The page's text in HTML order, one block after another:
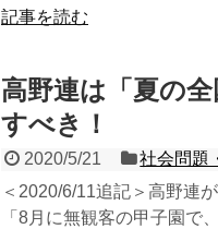
記事を読む
高野連は「夏の
すべき！
2020/5/21
社会問題
＜2020/6/11追記＞高野連
「8月に無観客の甲子園で